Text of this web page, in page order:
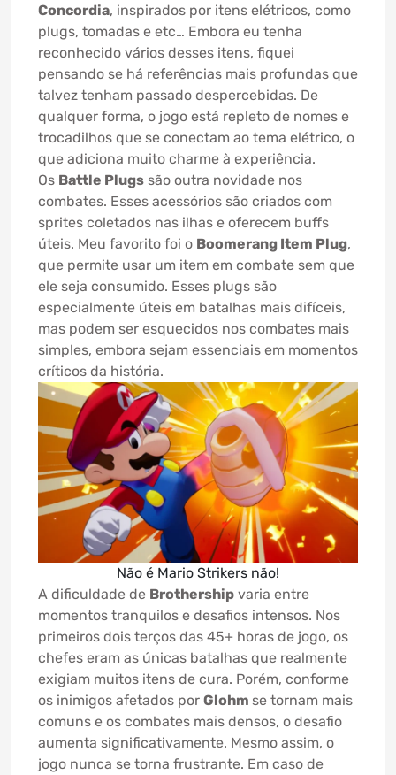
Concordia, inspirados por itens elétricos, como
plugs, tomadas e etc… Embora eu tenha
reconhecido vários desses itens, fiquei
pensando se há referências mais profundas que
talvez tenham passado despercebidas. De
qualquer forma, o jogo está repleto de nomes e
trocadilhos que se conectam ao tema elétrico, o
que adiciona muito charme à experiência.
Os Battle Plugs são outra novidade nos
combates. Esses acessórios são criados com
sprites coletados nas ilhas e oferecem buffs
úteis. Meu favorito foi o Boomerang Item Plug,
que permite usar um item em combate sem que
ele seja consumido. Esses plugs são
especialmente úteis em batalhas mais difíceis,
mas podem ser esquecidos nos combates mais
simples, embora sejam essenciais em momentos
críticos da história.
Não é Mario Strikers não!
A dificuldade de Brothership varia entre
momentos tranquilos e desafios intensos. Nos
primeiros dois terços das 45+ horas de jogo, os
chefes eram as únicas batalhas que realmente
exigiam muitos itens de cura. Porém, conforme
os inimigos afetados por Glohm se tornam mais
comuns e os combates mais densos, o desafio
aumenta significativamente. Mesmo assim, o
jogo nunca se torna frustrante. Em caso de